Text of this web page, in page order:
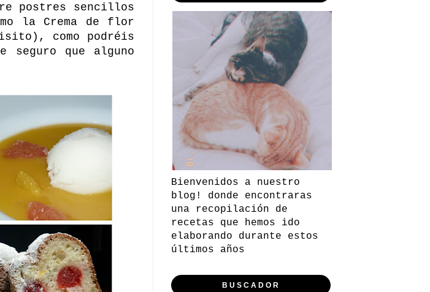
postres sencillos
la Crema de flor
como podréis
seguro que alguno
Bienvenidos a nuestro
blog! donde encontraras
una recopilación de
recetas que hemos ido
elaborando durante estos
últimos años
BUSCADOR